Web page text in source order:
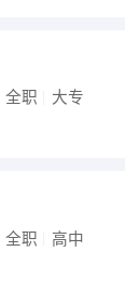
全职 大专
全职 高中